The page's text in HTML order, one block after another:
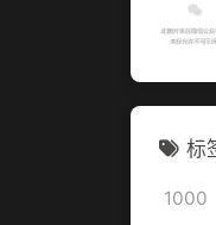
标
1000